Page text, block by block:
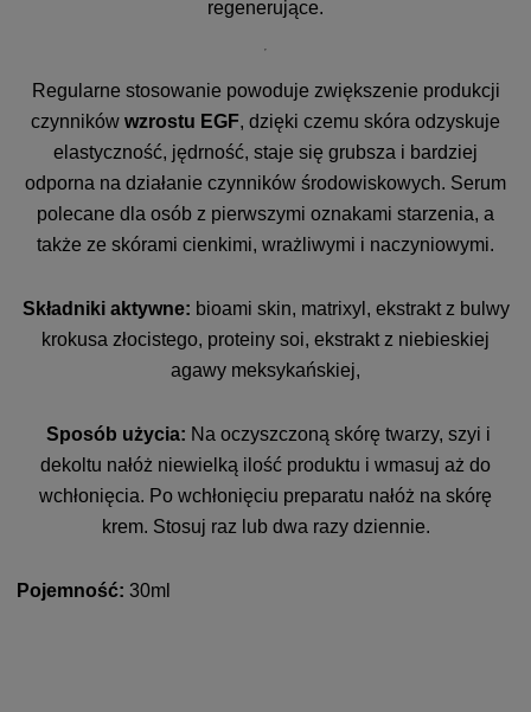
regenerujące.
Regularne stosowanie powoduje zwiększenie produkcji
czynników wzrostu EGF, dzięki czemu skóra odzyskuje
elastyczność, jędrność, staje się grubsza i bardziej
odporna na działanie czynników środowiskowych. Serum
polecane dla osób z pierwszymi oznakami starzenia, a
także ze skórami cienkimi, wrażliwymi i naczyniowymi.
Składniki aktywne: bioami skin, matrixyl, ekstrakt z bulwy
krokusa złocistego, proteiny soi, ekstrakt z niebieskiej
agawy meksykańskiej,
Sposób użycia: Na oczyszczoną skórę twarzy, szyi i
dekoltu nałóż niewielką ilość produktu i wmasuj aż do
wchłonięcia. Po wchłonięciu preparatu nałóż na skórę
krem. Stosuj raz lub dwa razy dziennie.
Pojemność: 30ml